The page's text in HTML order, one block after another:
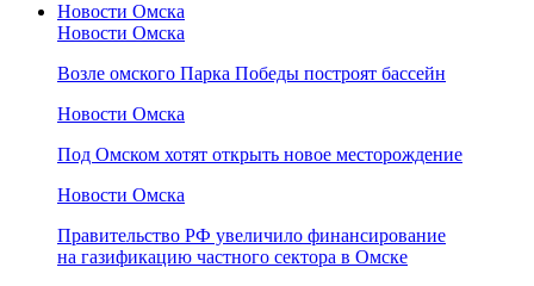
Новости Омска
Новости Омска
Возле омского Парка Победы построят бассейн
Новости Омска
Под Омском хотят открыть новое месторождение
Новости Омска
Правительство РФ увеличило финансирование
на газификацию частного сектора в Омске